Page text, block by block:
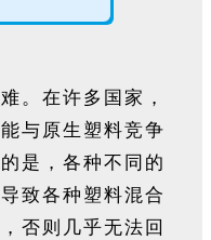
。在许多国家，
与原生塑料竞争
是，各种不同的
致各种塑料混合
否则几乎无法回